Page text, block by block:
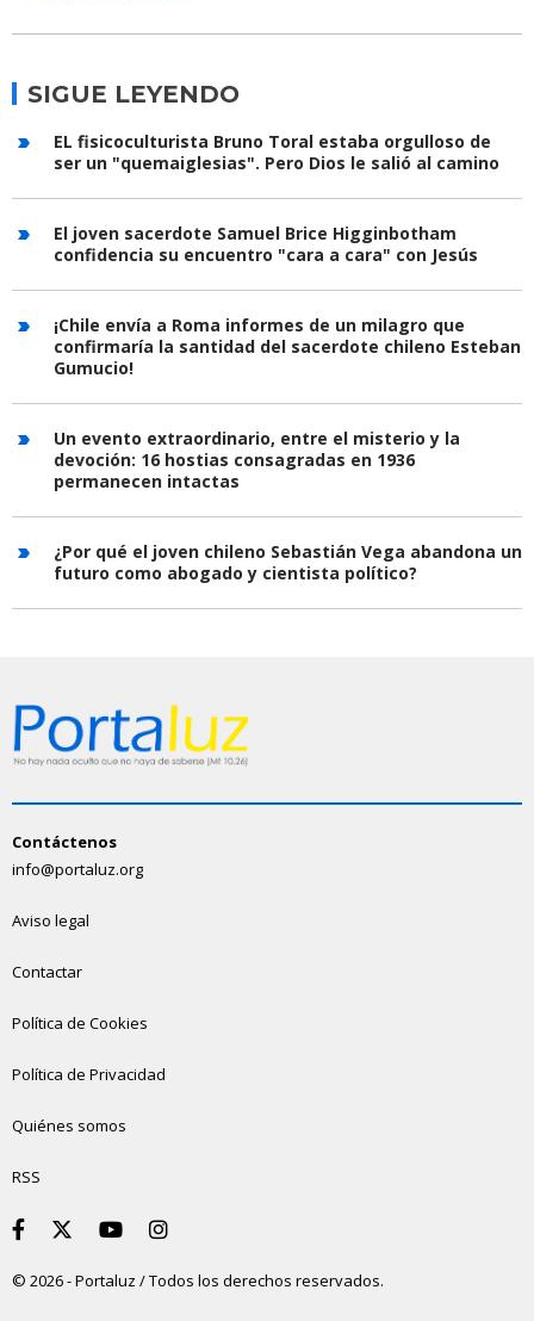
SIGUE LEYENDO
EL fisicoculturista Bruno Toral estaba orgulloso de
ser un "quemaiglesias". Pero Dios le salió al camino
El joven sacerdote Samuel Brice Higginbotham
confidencia su encuentro "cara a cara" con Jesús
¡Chile envía a Roma informes de un milagro que
confirmaría la santidad del sacerdote chileno Esteban
Gumucio!
Un evento extraordinario, entre el misterio y la
devoción: 16 hostias consagradas en 1936
permanecen intactas
¿Por qué el joven chileno Sebastián Vega abandona un
futuro como abogado y cientista político?
Contáctenos
info@portaluz.org
Aviso legal
Contactar
Política de Cookies
Política de Privacidad
Quiénes somos
RSS
© 2026 - Portaluz / Todos los derechos reservados.